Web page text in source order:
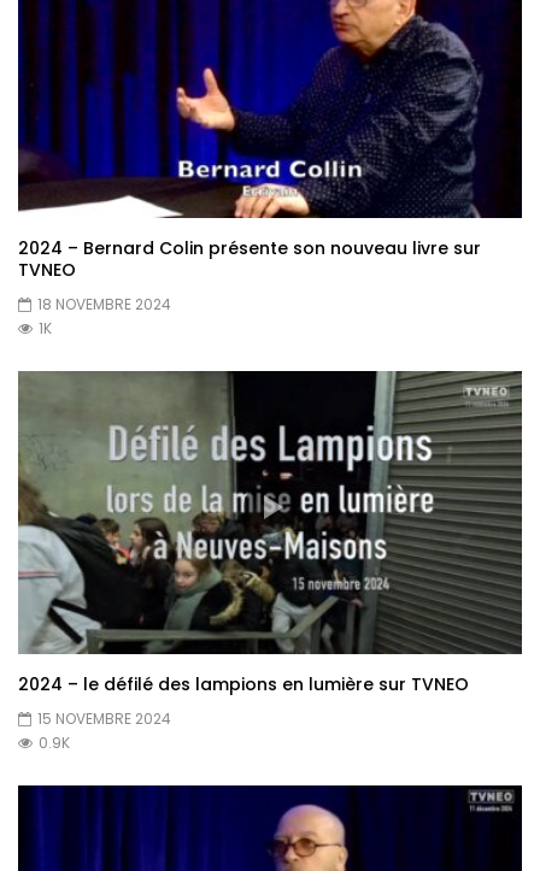
2024 – Bernard Colin présente son nouveau livre sur
TVNEO
18 NOVEMBRE 2024
1K
2024 – le défilé des lampions en lumière sur TVNEO
15 NOVEMBRE 2024
0.9K